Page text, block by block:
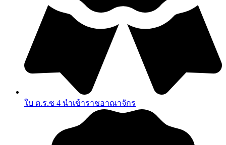
ใบ ต.ร.ซ 4 นำเข้าราชอาณาจักร